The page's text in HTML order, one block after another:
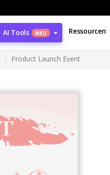
AI Tools NEU Ressourcen
Product Launch Event